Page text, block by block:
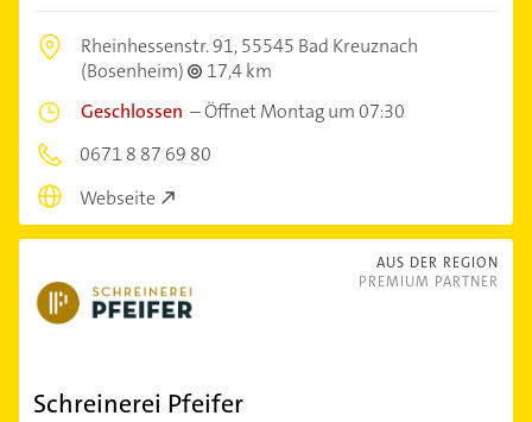
Rheinhessenstr. 91,55545 Bad Kreuznach
(Bosenheim)
17,4 km
Geschlossen –Öffnet Montag um 07:30
0671 8 87 69 80
Webseite
AUS DER REGION
PREMIUM PARTNER
Schreinerei Pfeifer